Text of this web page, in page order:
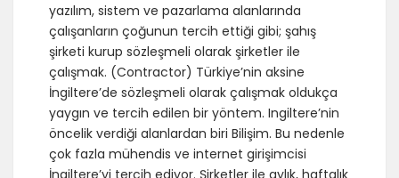
yazılım, sistem ve pazarlama alanlarında
çalışanların çoğunun tercih ettiği gibi; şahış
şirketi kurup sözleşmeli olarak şirketler ile
çalışmak. (Contractor) Türkiye’nin aksine
İngiltere’de sözleşmeli olarak çalışmak oldukça
yaygın ve tercih edilen bir yöntem. Ingiltere’nin
öncelik verdiği alanlardan biri Bilişim. Bu nedenle
çok fazla mühendis ve internet girişimcisi
İngiltere’yi tercih ediyor. Şirketler ile aylık, haftalık